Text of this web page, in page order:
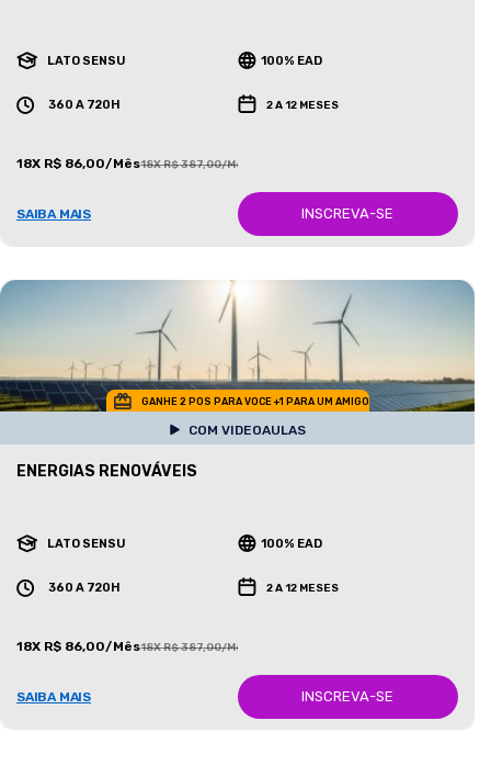
LATO SENSU 100% EAD
360 A 720H 2 A 12 MESES
18X R$ 86,00/Mês18X R$ 387,00/Mês
SAIBA MAIS INSCREVA-SE
GANHE 2 POS PARA VOCE +1 PARA UM AMIGO
COM VIDEOAULAS
ENERGIAS RENOVÁVEIS
LATO SENSU 100% EAD
360 A 720H 2 A 12 MESES
18X R$ 86,00/Mês18X R$ 387,00/Mês
SAIBA MAIS INSCREVA-SE